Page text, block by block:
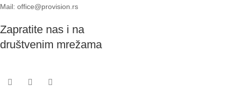
Mail: office@provision.rs
Zapratite nas i na
društvenim mrežama